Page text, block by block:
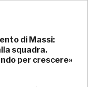
di Massi:
squadra.
per crescere»